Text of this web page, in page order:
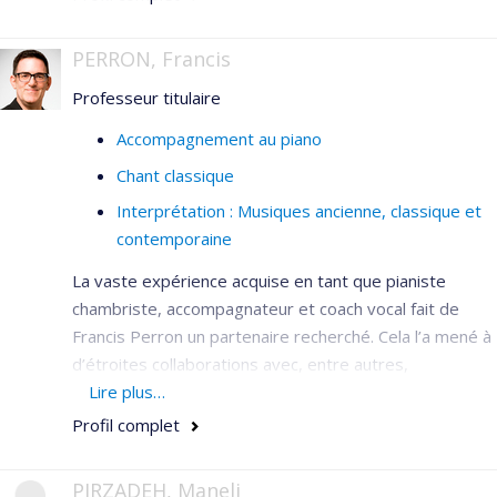
PERRON, Francis
Professeur titulaire
Accompagnement au piano
Chant classique
Interprétation : Musiques ancienne, classique et
contemporaine
La vaste expérience acquise en tant que pianiste
chambriste, accompagnateur et coach vocal fait de
Francis Perron un partenaire recherché. Cela l’a mené à
d’étroites collaborations avec, entre autres,
l’Orchestre symphonique de Montréal, l’Opéra de
Montréal, l’Orchestre symphonique de Québec, le Wien
Lire plus…
Profil complet
PIRZADEH, Maneli